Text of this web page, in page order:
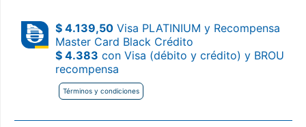
$ 4.139,50 Visa PLATINIUM y Recompensa
Master Card Black Crédito
$ 4.383 con Visa (débito y crédito) y BROU
recompensa
Términos y condiciones